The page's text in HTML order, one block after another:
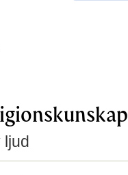
ljud